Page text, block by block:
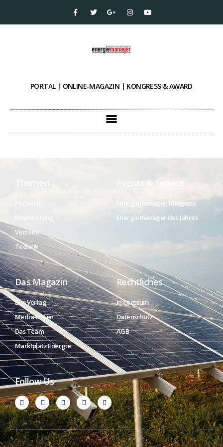
PORTAL | ONLINE-MAGAZIN | KONGRESS & AWARD
Themen
Finanzierung
Vertrieb
Technik
Events & Service
Energiemanager-Kongress
Energiemanager des Jahres
Das Magazin
Der Verlag
Media-Daten
Das Team
Marktplatz Energie
Rechtliches
Impressum
Datenschutz
AGB
Follow Us